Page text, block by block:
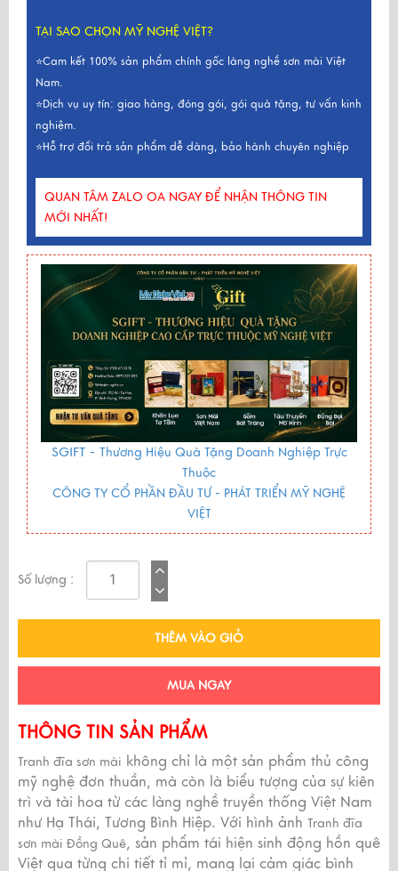
TẠI SAO CHỌN MỸ NGHỆ VIỆT?
⭐Cam kết 100% sản phẩm chính gốc làng nghề sơn mài Việt
Nam.
⭐Dịch vụ uy tín: giao hàng, đóng gói, gói quà tặng, tư vấn kinh
nghiệm.
⭐Hỗ trợ đổi trả sản phẩm dễ dàng, bảo hành chuyên nghiệp
QUAN TÂM ZALO OA NGAY ĐỂ NHẬN THÔNG TIN
MỚI NHẤT!
SGIFT - Thương Hiệu Quà Tặng Doanh Nghiệp Trực
Thuộc
CÔNG TY CỔ PHẦN ĐẦU TƯ - PHÁT TRIỂN MỸ NGHỆ
VIỆT
Số lượng :
THÊM VÀO GIỎ
MUA NGAY
THÔNG TIN SẢN PHẨM
Tranh đĩa sơn mài không chỉ là một sản phẩm thủ công
mỹ nghệ đơn thuần, mà còn là biểu tượng của sự kiên
trì và tài hoa từ các làng nghề truyền thống Việt Nam
như Hạ Thái, Tương Bình Hiệp. Với hình ảnh Tranh đĩa
sơn mài Đồng Quê, sản phẩm tái hiện sinh động hồn quê
Việt qua từng chi tiết tỉ mỉ, mang lại cảm giác bình